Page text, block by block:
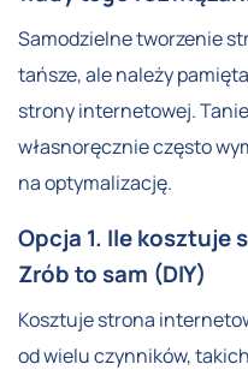
Samodzielne tworzenie
tańsze, ale należy
strony internetowej.
własnoręcznie często
na optymalizację.
Opcja 1. Ile kosztuje
Zrób to sam (DIY)
Kosztuje strona
od wielu czynników,